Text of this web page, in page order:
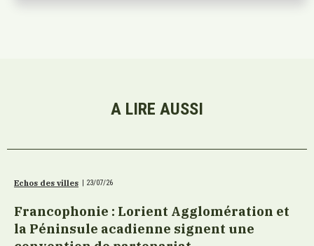
A LIRE AUSSI
Echos des villes 23/07/26
Francophonie : Lorient Agglomération et
la Péninsule acadienne signent une